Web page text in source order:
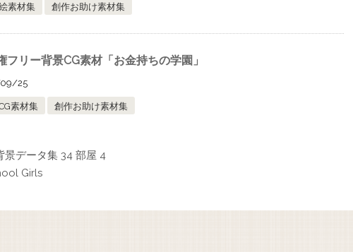
素材集 創作お助け素材集
フリー背景CG素材「お金持ちの学園」
25
素材集 創作お助け素材集
景データ集 34 部屋 4
Girls